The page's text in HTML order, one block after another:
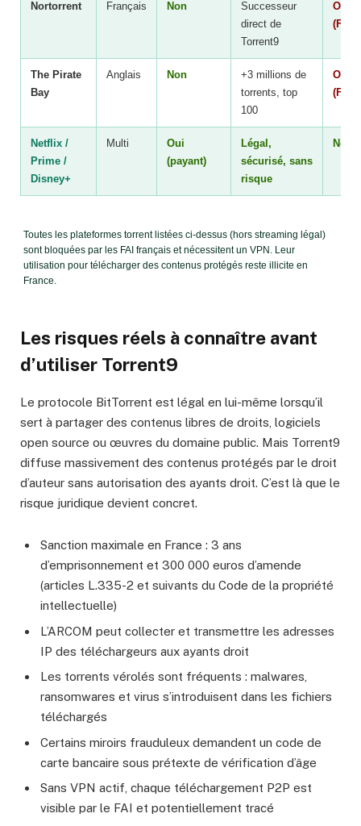
Nortorrent Français Non
Successeur
direct de
Torrent9
Oui
The Pirate
Bay
Anglais Non
+3 millions de
torrents, top
100
Oui
Netflix /
Prime /
Disney+
Multi
Oui
(payant)
Légal,
sécurisé, sans
risque
Non
Toutes les plateformes torrent listées ci-dessus (hors streaming légal)
sont bloquées par les FAI français et nécessitent un VPN. Leur
utilisation pour télécharger des contenus protégés reste illicite en
France.
Les risques réels à connaître avant
d’utiliser Torrent9
Le protocole BitTorrent est légal en lui-même lorsqu’il
sert à partager des contenus libres de droits, logiciels
open source ou œuvres du domaine public. Mais Torrent9
diffuse massivement des contenus protégés par le droit
d’auteur sans autorisation des ayants droit. C’est là que le
risque juridique devient concret.
Sanction maximale en France : 3 ans
d’emprisonnement et 300 000 euros d’amende
(articles L.335-2 et suivants du Code de la propriété
intellectuelle)
L’ARCOM peut collecter et transmettre les adresses
IP des téléchargeurs aux ayants droit
Les torrents vérolés sont fréquents : malwares,
ransomwares et virus s’introduisent dans les fichiers
téléchargés
Certains miroirs frauduleux demandent un code de
carte bancaire sous prétexte de vérification d’âge
Sans VPN actif, chaque téléchargement P2P est
visible par le FAI et potentiellement tracé